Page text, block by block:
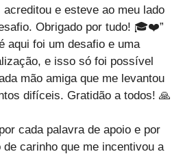
acreditou e esteve ao meu lado
Obrigado por tudo! 🎓❤️”
aqui foi um desafio e uma
e isso só foi possível
mão amiga que me levantou
difíceis. Gratidão a todos! 🙏
cada palavra de apoio e por
de carinho que me incentivou a